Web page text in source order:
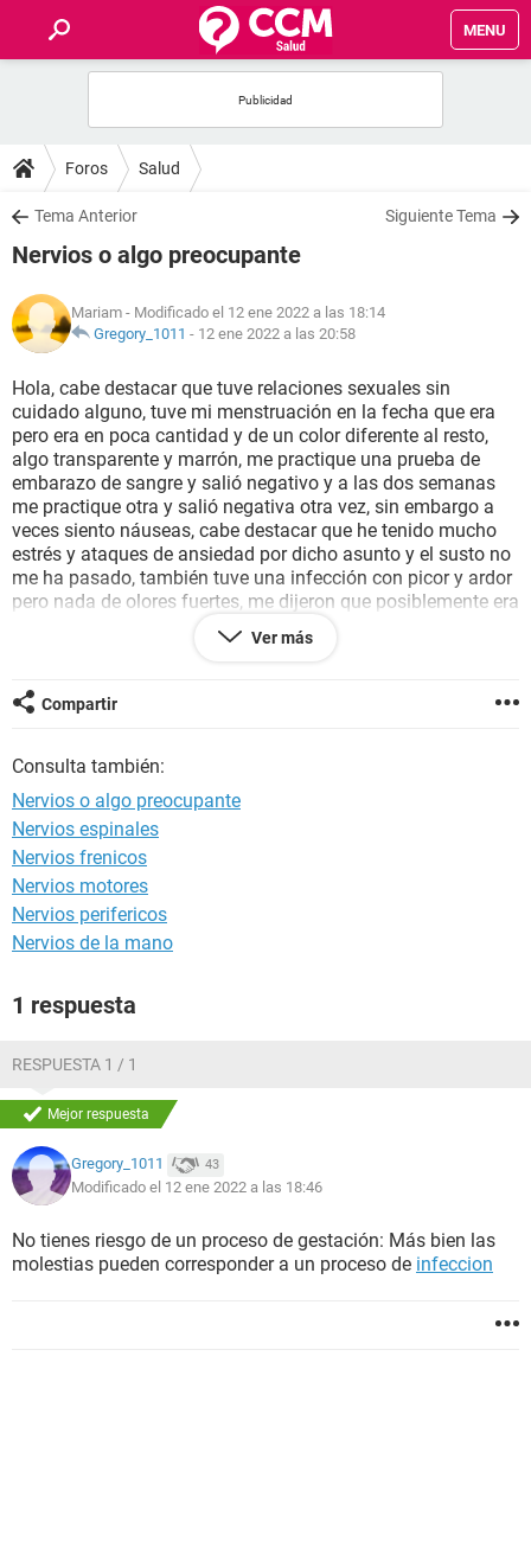
MENU
FOROS
SALUD
NUTRICIÓN
BIENESTAR
SEXUALIDAD
GLOSARIO
Foros Salud
Tema Anterior Siguiente Tema
Nervios o algo preocupante
Mariam - Modificado el 12 ene 2022 a las 18:14
Gregory_1011 - 12 ene 2022 a las 20:58
Hola, cabe destacar que tuve relaciones sexuales sin
cuidado alguno, tuve mi menstruación en la fecha que era
pero era en poca cantidad y de un color diferente al resto,
algo transparente y marrón, me practique una prueba de
embarazo de sangre y salió negativo y a las dos semanas
me practique otra y salió negativa otra vez, sin embargo a
veces siento náuseas, cabe destacar que he tenido mucho
estrés y ataques de ansiedad por dicho asunto y el susto no
me ha pasado, también tuve una infección con picor y ardor
pero nada de olores fuertes, me dijeron que posiblemente era
vaginosis, cabe destacar que el día que pasó el acto sexual
fue el 5 de diciembre la primera prueba de sangre me la
de diciembre. Ayuda
Ver más
Compartir
Consulta también:
Nervios o algo preocupante
Nervios espinales
Nervios frenicos
Nervios motores
Nervios perifericos
Nervios de la mano
1 respuesta
RESPUESTA 1 / 1
Mejor respuesta
Gregory_1011 43
Modificado el 12 ene 2022 a las 18:46
No tienes riesgo de un proceso de gestación: Más bien las
molestias pueden corresponder a un proceso de infeccion